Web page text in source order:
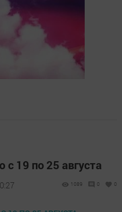
с 19 по 25 августа
1089 0 0